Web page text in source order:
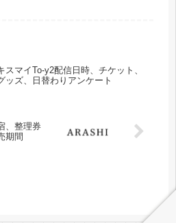
スマイTo-y2配信日時、チケット、
ッズ、日替わりアンケート
、整理券
期間